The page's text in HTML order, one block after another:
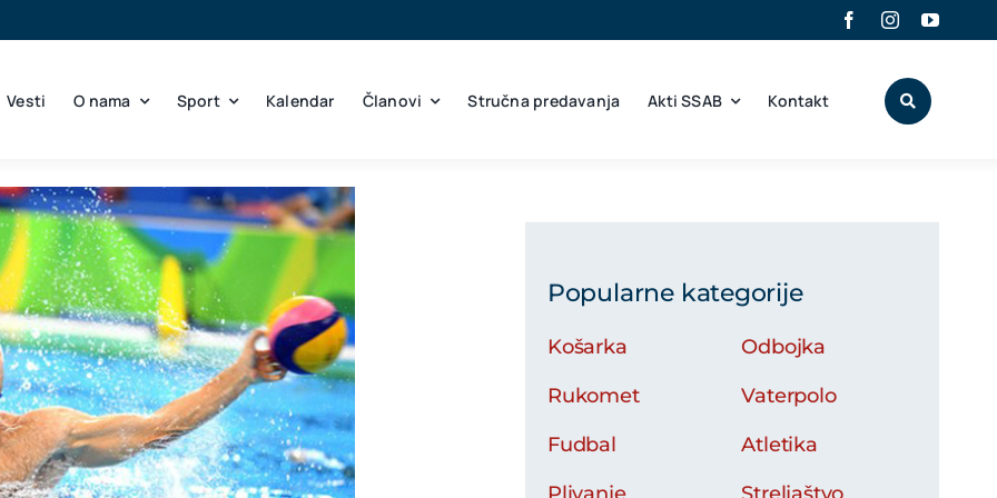
Vesti O nama Sport Kalendar Članovi Stručna predavanja Akti SSAB Kontakt
Popularne kategorije
Košarka
Rukomet
Fudbal
Odbojka
Vaterpolo
Atletika